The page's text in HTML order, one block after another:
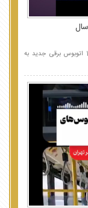
مدیر روابط عمومی شرکت واحد اتوبوسرانی تهران از ورود 110 اتوبوس برقی جدید به